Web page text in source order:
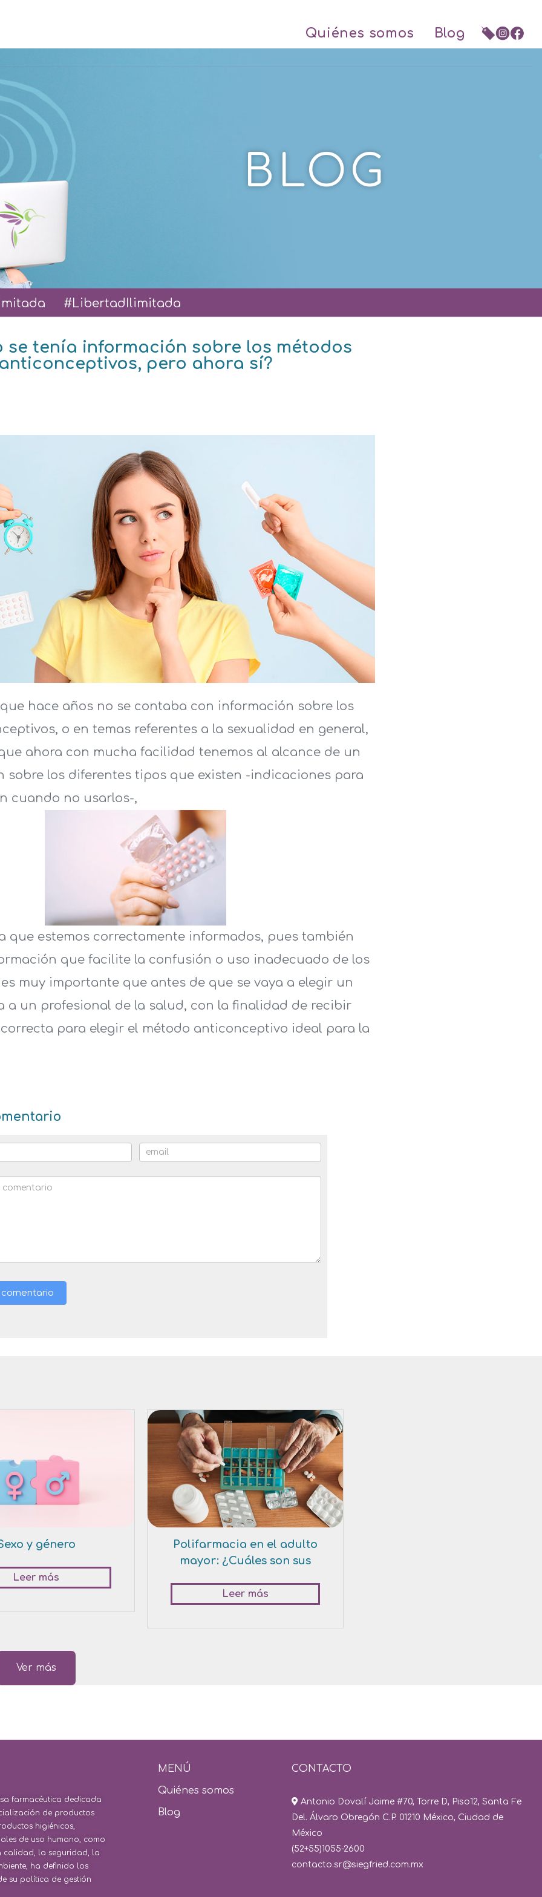
Quiénes somos Blog
BLOG
#LibertadIlimitada
se tenía información sobre los métodos
anticonceptivos, pero ahora sí?
hace años no se contaba con información sobre los
o en temas referentes a la sexualidad en general,
ahora con mucha facilidad tenemos al alcance de un
sobre los diferentes tipos que existen -indicaciones para
cuando no usarlos-,
que estemos correctamente informados, pues también
que facilite la confusión o uso inadecuado de los
muy importante que antes de que se vaya a elegir un
a un profesional de la salud, con la finalidad de recibir
para elegir el método anticonceptivo ideal para la
comentario
y género
Leer más
Polifarmacia en el adulto
mayor: ¿Cuáles son sus
Leer más
Ver más
farmacéutica dedicada
de productos
higiénicos,
de uso humano, como
calidad, la seguridad, la
ha definido los
su política de gestión
MENÚ​
Quiénes somos
Blog
CONTACTO
Antonio Dovalí Jaime #70, Torre D, Piso12, Santa Fe
Del. Álvaro Obregón C.P. 01210 México, Ciudad de
México
(52+55)1055-2600
contacto.sr@siegfried.com.mx